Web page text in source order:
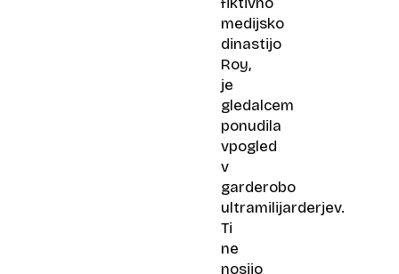
medijsko
dinastijo
Roy,
je
gledalcem
ponudila
vpogled
v
garderobo
ultramilijarderjev.
Ti
ne
nosijo